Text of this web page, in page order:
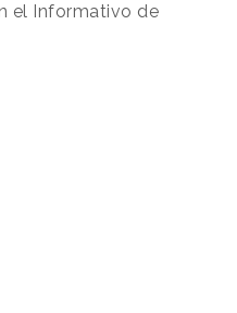
el Informativo de